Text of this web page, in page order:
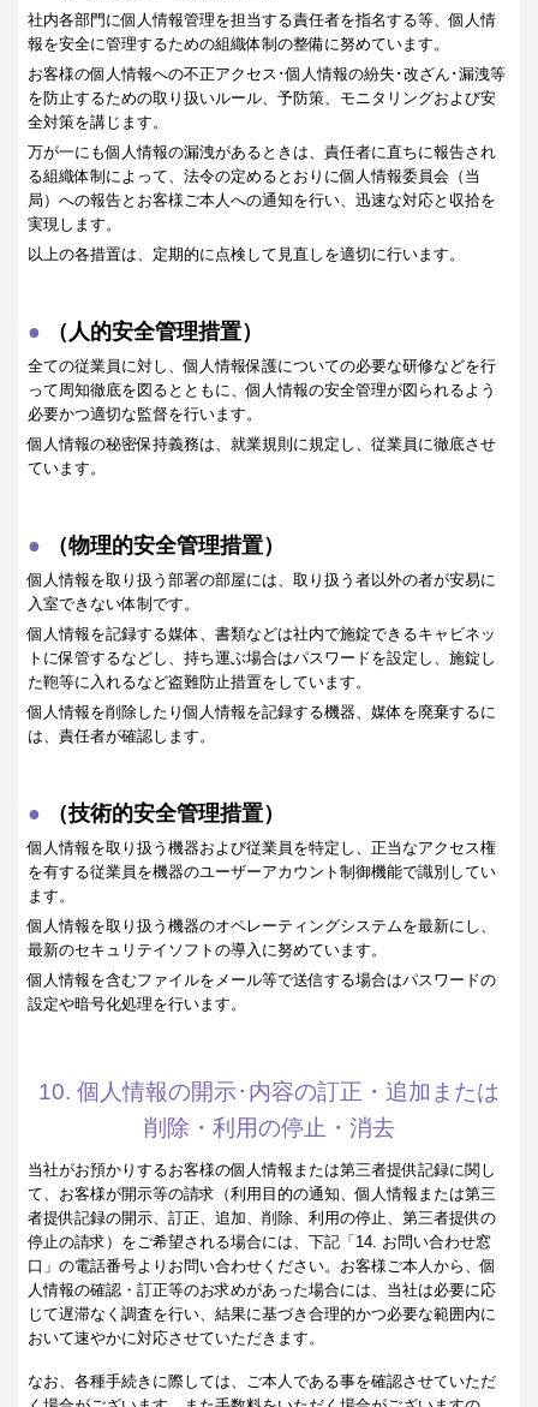
社内各部門に個人情報管理を担当する責任者を指名する等、個人情
報を安全に管理するための組織体制の整備に努めています。
お客様の個人情報への不正アクセス･個人情報の紛失･改ざん･漏洩等
を防止するための取り扱いルール、予防策、モニタリングおよび安
全対策を講じます。
万が一にも個人情報の漏洩があるときは、責任者に直ちに報告され
る組織体制によって、法令の定めるとおりに個人情報委員会（当
局）への報告とお客様ご本人への通知を行い、迅速な対応と収拾を
実現します。
以上の各措置は、定期的に点検して見直しを適切に行います。
（人的安全管理措置）
全ての従業員に対し、個人情報保護についての必要な研修などを行
って周知徹底を図るとともに、個人情報の安全管理が図られるよう
必要かつ適切な監督を行います。
個人情報の秘密保持義務は、就業規則に規定し、従業員に徹底させ
ています。
（物理的安全管理措置）
個人情報を取り扱う部署の部屋には、取り扱う者以外の者が安易に
入室できない体制です。
個人情報を記録する媒体、書類などは社内で施錠できるキャビネッ
トに保管するなどし、持ち運ぶ場合はパスワードを設定し、施錠し
た鞄等に入れるなど盗難防止措置をしています。
個人情報を削除したり個人情報を記録する機器、媒体を廃棄するに
は、責任者が確認します。
（技術的安全管理措置）
個人情報を取り扱う機器および従業員を特定し、正当なアクセス権
を有する従業員を機器のユーザーアカウント制御機能で識別してい
ます。
個人情報を取り扱う機器のオペレーティングシステムを最新にし、
最新のセキュリテイソフトの導入に努めています。
個人情報を含むファイルをメール等で送信する場合はパスワードの
設定や暗号化処理を行います。
10. 個人情報の開示･内容の訂正・追加または
削除・利用の停止・消去
当社がお預かりするお客様の個人情報または第三者提供記録に関し
て、お客様が開示等の請求（利用目的の通知、個人情報または第三
者提供記録の開示、訂正、追加、削除、利用の停止、第三者提供の
停止の請求）をご希望される場合には、下記「14. お問い合わせ窓
口」の電話番号よりお問い合わせください。お客様ご本人から、個
人情報の確認・訂正等のお求めがあった場合には、当社は必要に応
じて遅滞なく調査を行い、結果に基づき合理的かつ必要な範囲内に
おいて速やかに対応させていただきます。
なお、各種手続きに際しては、ご本人である事を確認させていただ